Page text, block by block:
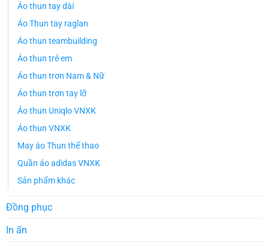
Áo thun tay dài
Áo Thun tay raglan
Áo thun teambuilding
Áo thun trẻ em
Áo thun trơn Nam & Nữ
Áo thun trơn tay lỡ
Áo thun Uniqlo VNXK
Áo thun VNXK
May áo Thun thể thao
Quần áo adidas VNXK
Sản phẩm khác
Đồng phục
In ấn